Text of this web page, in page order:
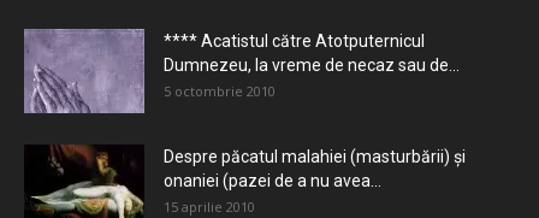
**** Acatistul către Atotputernicul
Dumnezeu, la vreme de necaz sau de...
5 octombrie 2010
Despre păcatul malahiei (masturbării) şi
onaniei (pazei de a nu avea...
15 aprilie 2010